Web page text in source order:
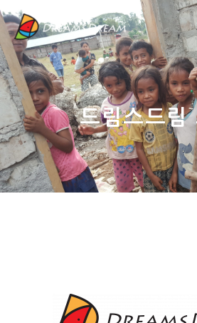
드림스드림